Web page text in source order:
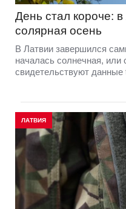
День стал короче:
солярная осень
В Латвии завершился
началась солнечная, или
свидетельствуют данные
ЛАТВИЯ